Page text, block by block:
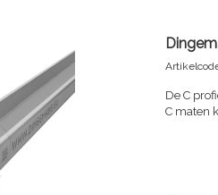
De C
C maten